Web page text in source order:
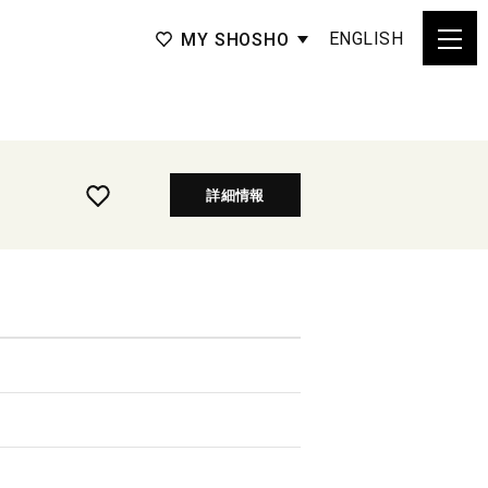
MY SHOSHO ENGLISH
詳細情報